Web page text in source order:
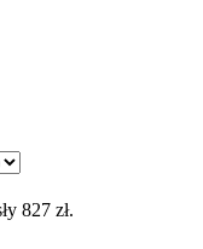
827 zł.